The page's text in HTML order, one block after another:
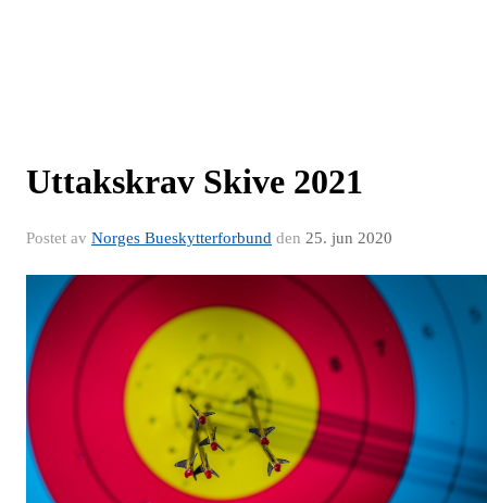
Uttakskrav Skive 2021
Postet av Norges Bueskytterforbund den 25. jun 2020